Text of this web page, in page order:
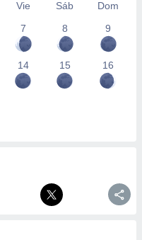
Vie Sáb
Dom
7 8 9
14 15 16